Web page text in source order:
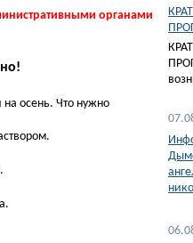
органами
на осень. Что нужно